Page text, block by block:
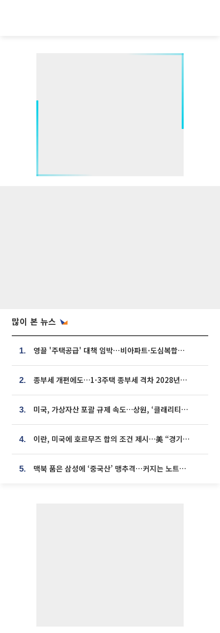
많이 본 뉴스
1. 영끌 '주택공급' 대책 임박⋯비아파트·도심복합까지 총동원
2. 종부세 개편에도…1·3주택 종부세 격차 2028년부터 확대
3. 미국, 가상자산 포괄 규제 속도…상원, ‘클래리티법’ 9월 절차투표 추진
4. 이란, 미국에 호르무즈 합의 조건 제시…美 “경기 아직 안 끝나” [종합]
5. 맥북 품은 삼성에 ‘중국산’ 맹추격⋯커지는 노트북 OLED 시장